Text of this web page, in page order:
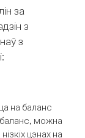
за
з
з
на баланс
можна
цэнах на